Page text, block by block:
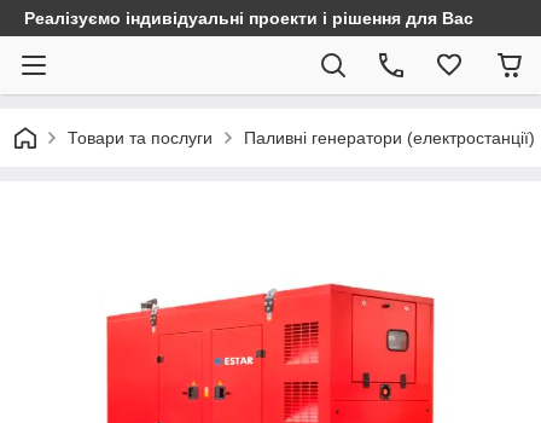
Реалізуємо індивідуальні проекти і рішення для Вас
Товари та послуги Паливні генератори (електростанції)